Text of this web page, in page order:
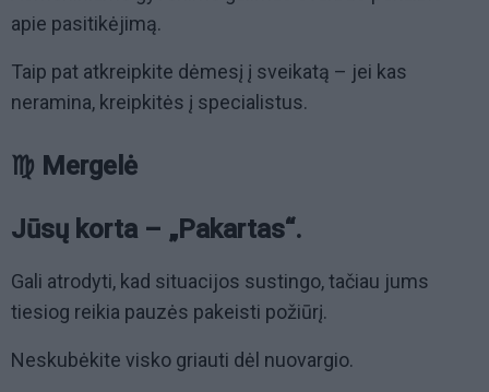
apie pasitikėjimą.
Taip pat atkreipkite dėmesį į sveikatą – jei kas
neramina, kreipkitės į specialistus.
♍ Mergelė
Jūsų korta – „Pakartas“.
Gali atrodyti, kad situacijos sustingo, tačiau jums
tiesiog reikia pauzės pakeisti požiūrį.
Neskubėkite visko griauti dėl nuovargio.